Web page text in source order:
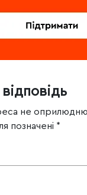
не
позначені *